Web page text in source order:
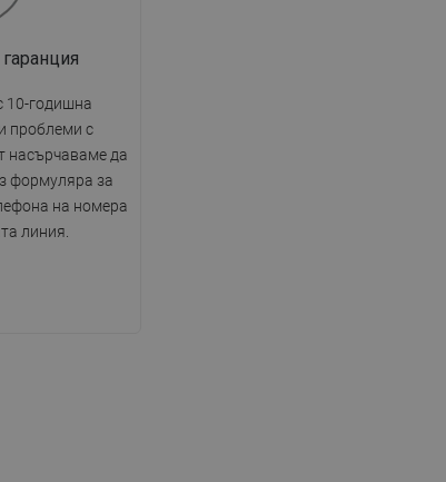
10-годишна
проблеми с
насърчаваме да
формуляра за
на номера
линия.